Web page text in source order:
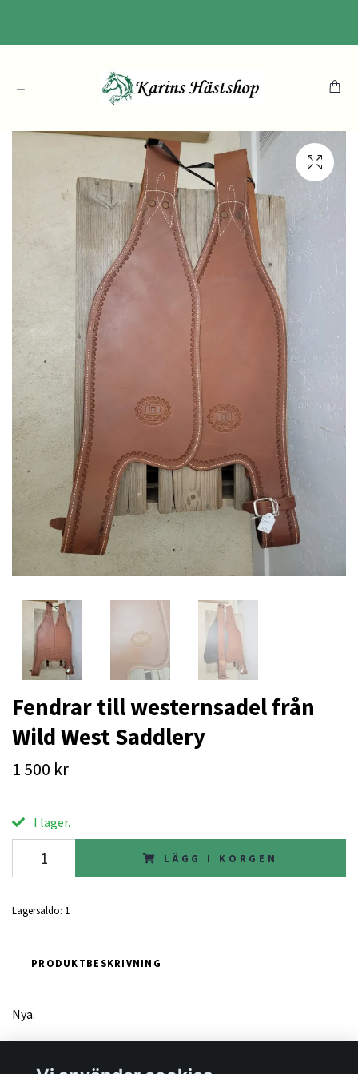
Fendrar till westernsadel från
Wild West Saddlery
1 500 kr
I lager.
LÄGG I KORGEN
Lagersaldo: 1
PRODUKTBESKRIVNING
Nya.